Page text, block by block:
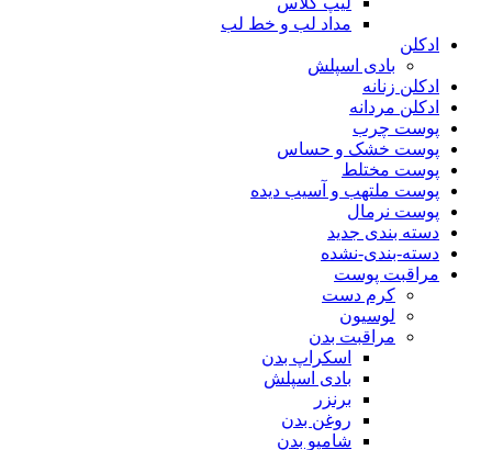
مداد لب و خط لب
ادکلن
بادی اسپلش
ادکلن زنانه
ادکلن مردانه
پوست چرب
پوست خشک و حساس
پوست مختلط
پوست ملتهب و آسیب دیده
پوست نرمال
دسته بندی جدید
دسته-بندی-نشده
مراقبت پوست
کرم دست
لوسیون
مراقبت بدن
اسکراپ بدن
بادی اسپلش
برنزر
روغن بدن
شامپو بدن